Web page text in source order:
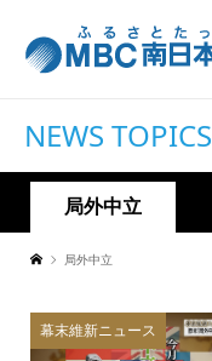
NEWS TOPICS
局外中立
局外中立
幕末維新ニュース